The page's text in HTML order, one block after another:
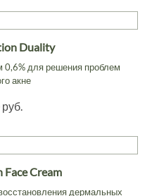
Duality
0,6% для решения проблем
акне
Cream
дермальных